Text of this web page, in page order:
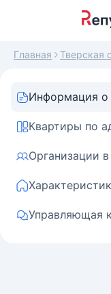
Главная Тверская
Информация
Квартиры по
Организации
Управляющая